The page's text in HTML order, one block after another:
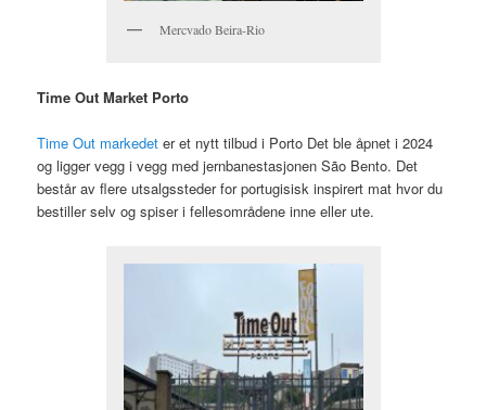
Mercvado Beira-Rio
Time Out Market Porto
Time Out markedet er et nytt tilbud i Porto Det ble åpnet i 2024
og ligger vegg i vegg med jernbanestasjonen São Bento. Det
består av flere utsalgssteder for portugisisk inspirert mat hvor du
bestiller selv og spiser i fellesområdene inne eller ute.